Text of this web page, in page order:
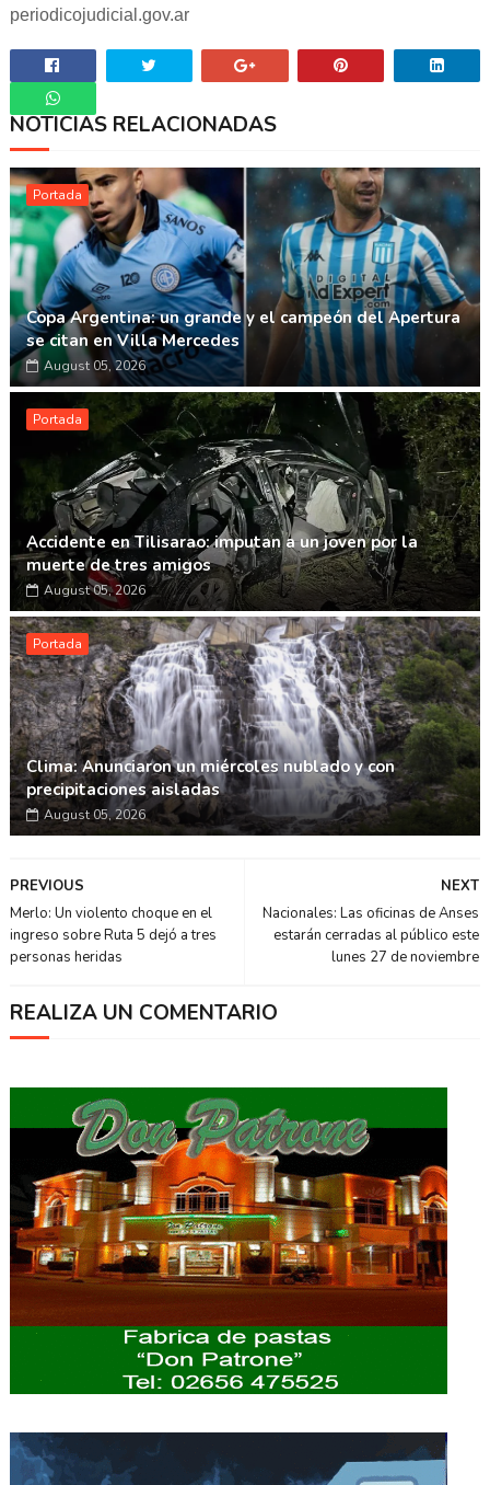
periodicojudicial.gov.ar
Whatsapp
NOTICIAS RELACIONADAS
Portada
Copa Argentina: un grande y el campeón del Apertura
se citan en Villa Mercedes
August 05, 2026
Portada
Accidente en Tilisarao: imputan a un joven por la
muerte de tres amigos
August 05, 2026
Portada
Clima: Anunciaron un miércoles nublado y con
precipitaciones aisladas
August 05, 2026
NEXT
Nacionales: Las oficinas de Anses
estarán cerradas al público este
lunes 27 de noviembre
PREVIOUS
Merlo: Un violento choque en el
ingreso sobre Ruta 5 dejó a tres
personas heridas
REALIZA UN COMENTARIO